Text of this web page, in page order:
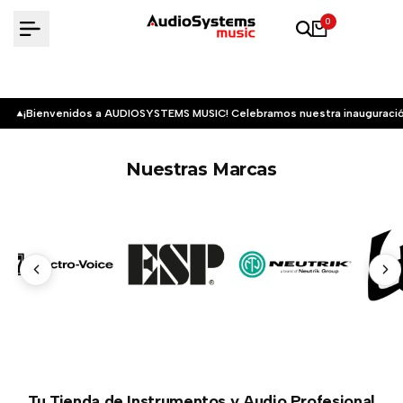
0
¡Bienvenidos a AUDIOSYSTEMS MUSIC! Celebramos nuestra
Nuestras Marcas